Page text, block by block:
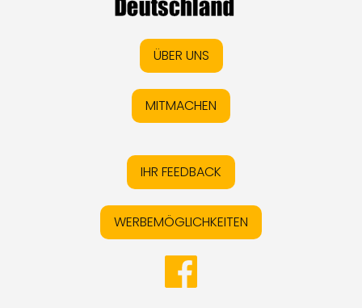
ÜBER UNS
MITMACHEN
IHR FEEDBACK
WERBEMÖGLICHKEITEN